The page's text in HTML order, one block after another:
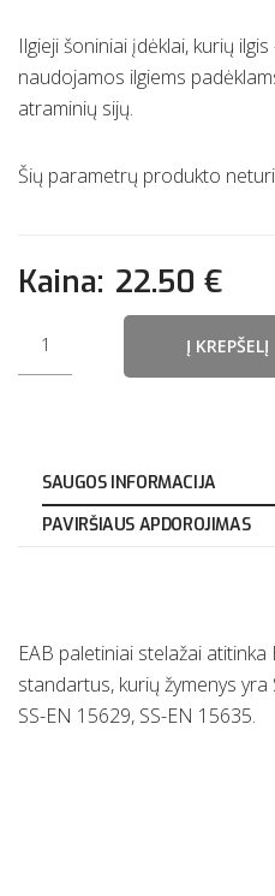
Ilgieji šoniniai įdėklai, kurių
naudojamos ilgiems
atraminių sijų.
Šių parametrų produkto
Kaina: 22.50 €
Į KREPŠELĮ
SAUGOS INFORMACIJA
PAVIRŠIAUS APDOROJIMAS
EAB paletiniai stelažai
standartus, kurių žymenys yra
SS-EN 15629, SS-EN 15635.